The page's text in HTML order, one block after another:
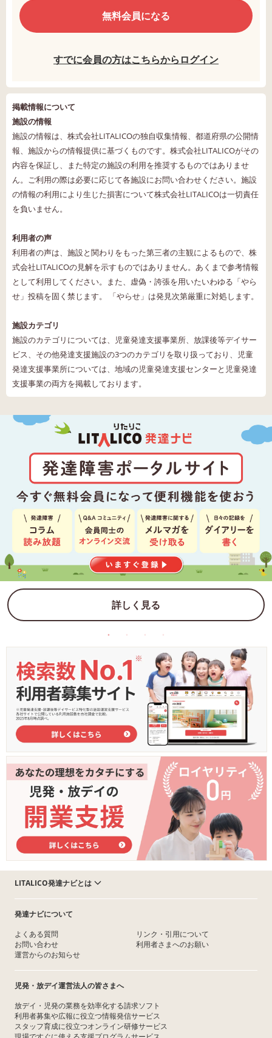
無料会員になる
すでに会員の方はこちらからログイン
掲載情報について
施設の情報
施設の情報は、株式会社LITALICOの独自収集情報、都道府県の公開情
報、施設からの情報提供に基づくものです。株式会社LITALICOがその
内容を保証し、また特定の施設の利用を推奨するものではありませ
ん。ご利用の際は必要に応じて各施設にお問い合わせください。施設
の情報の利用により生じた損害について株式会社LITALICOは一切責任
を負いません。
利用者の声
利用者の声は、施設と関わりをもった第三者の主観によるもので、株
式会社LITALICOの見解を示すものではありません。あくまで参考情報
として利用してください。また、虚偽・誇張を用いたいわゆる「やら
せ」投稿を固く禁じます。 「やらせ」は発見次第厳重に対処します。
施設カテゴリ
施設のカテゴリについては、児童発達支援事業所、放課後等デイサー
ビス、その他発達支援施設の3つのカテゴリを取り扱っており、児童
発達支援事業所については、地域の児童発達支援センターと児童発達
支援事業の両方を掲載しております。
詳しく見る
LITALICO発達ナビとは
発達ナビについて
よくある質問
お問い合わせ
運営からのお知らせ
リンク・引用について
利用者さまへのお願い
児発・放デイ運営法人の皆さまへ
放デイ・児発の業務を効率化する請求ソフト
利用者募集や広報に役立つ情報発信サービス
スタッフ育成に役立つオンライン研修サービス